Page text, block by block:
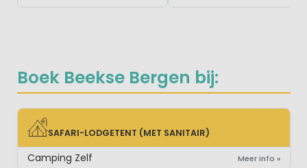
Boek Beekse Bergen bij:
SAFARI-LODGETENT (MET SANITAIR)
SAFARI-LODGETENT (MET SANITAIR)
Camping Zelf Meer info »